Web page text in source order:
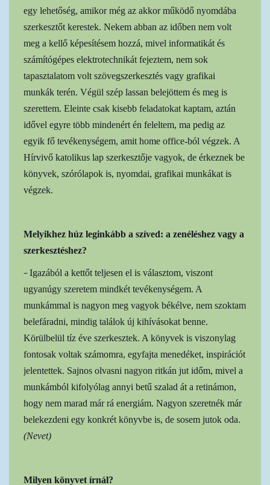
egy lehetőség, amikor még az akkor működő nyomdába
szerkesztőt kerestek. Nekem abban az időben nem volt
meg a kellő képesítésem hozzá, mivel informatikát és
számítógépes elektrotechnikát fejeztem, nem sok
tapasztalatom volt szövegszerkesztés vagy grafikai
munkák terén. Végül szép lassan belejöttem és meg is
szerettem. Eleinte csak kisebb feladatokat kaptam, aztán
idővel egyre több mindenért én feleltem, ma pedig az
egyik fő tevékenységem, amit home office-ból végzek. A
Hírvivő katolikus lap szerkesztője vagyok, de érkeznek be
könyvek, szórólapok is, nyomdai, grafikai munkákat is
végzek.
Melyikhez húz leginkább a szíved: a zenéléshez vagy a
szerkesztéshez?
–Igazából a kettőt teljesen el is választom, viszont
ugyanúgy szeretem mindkét tevékenységem. A
munkámmal is nagyon meg vagyok békélve, nem szoktam
belefáradni, mindig találok új kihívásokat benne.
Körülbelül tíz éve szerkesztek. A könyvek is viszonylag
fontosak voltak számomra, egyfajta menedéket, inspirációt
jelentettek. Sajnos olvasni nagyon ritkán jut időm, mivel a
munkámból kifolyólag annyi betű szalad át a retinámon,
hogy nem marad már rá energiám. Nagyon szeretnék már
belekezdeni egy konkrét könyvbe is, de sosem jutok oda.
(Nevet)
Milyen könyvet írnál?